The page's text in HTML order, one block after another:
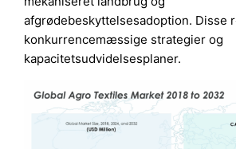
afgrødebeskyttelsesadoption. Disse
konkurrencemæssige strategier og
kapacitetsudvidelsesplaner.